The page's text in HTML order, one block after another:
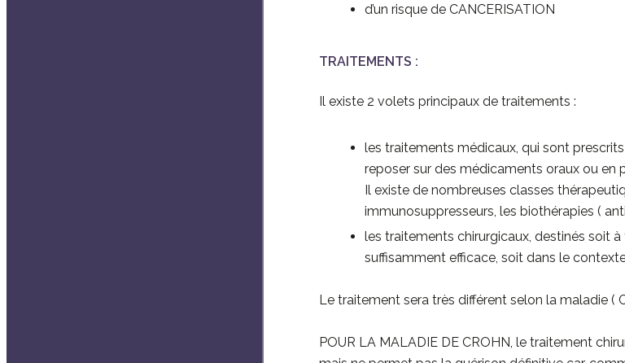
d’un risque de CANCERISATION
TRAITEMENTS :
Il existe 2 volets principaux de traitements :
les traitements médicaux, qui sont
reposer sur des médicaments oraux ou en
Il existe de nombreuses classes
immunosuppresseurs, les biothérapies (
les traitements chirurgicaux, destinés soit
suffisamment efficace, soit dans le
Le traitement sera très différent selon la maladie (
POUR LA MALADIE DE CROHN, le traitement